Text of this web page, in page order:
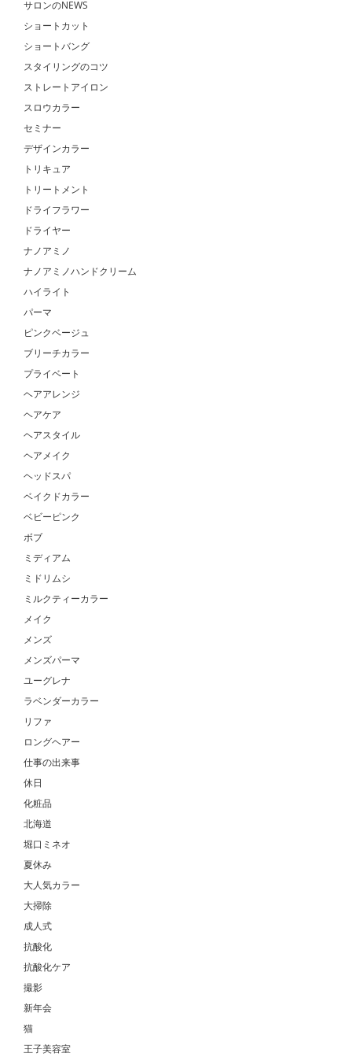
サロンのNEWS
ショートカット
ショートバング
スタイリングのコツ
ストレートアイロン
スロウカラー
セミナー
デザインカラー
トリキュア
トリートメント
ドライフラワー
ドライヤー
ナノアミノ
ナノアミノハンドクリーム
ハイライト
パーマ
ピンクベージュ
ブリーチカラー
プライベート
ヘアアレンジ
ヘアケア
ヘアスタイル
ヘアメイク
ヘッドスパ
ベイクドカラー
ベビーピンク
ボブ
ミディアム
ミドリムシ
ミルクティーカラー
メイク
メンズ
メンズパーマ
ユーグレナ
ラベンダーカラー
リファ
ロングヘアー
仕事の出来事
休日
化粧品
北海道
堀口ミネオ
夏休み
大人気カラー
大掃除
成人式
抗酸化
抗酸化ケア
撮影
新年会
猫
王子美容室